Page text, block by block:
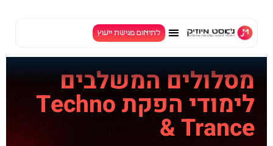
לתיאום פגישת ייעוץ
מסלולים המשלבים
לימודי הפקת Techno
& Trance